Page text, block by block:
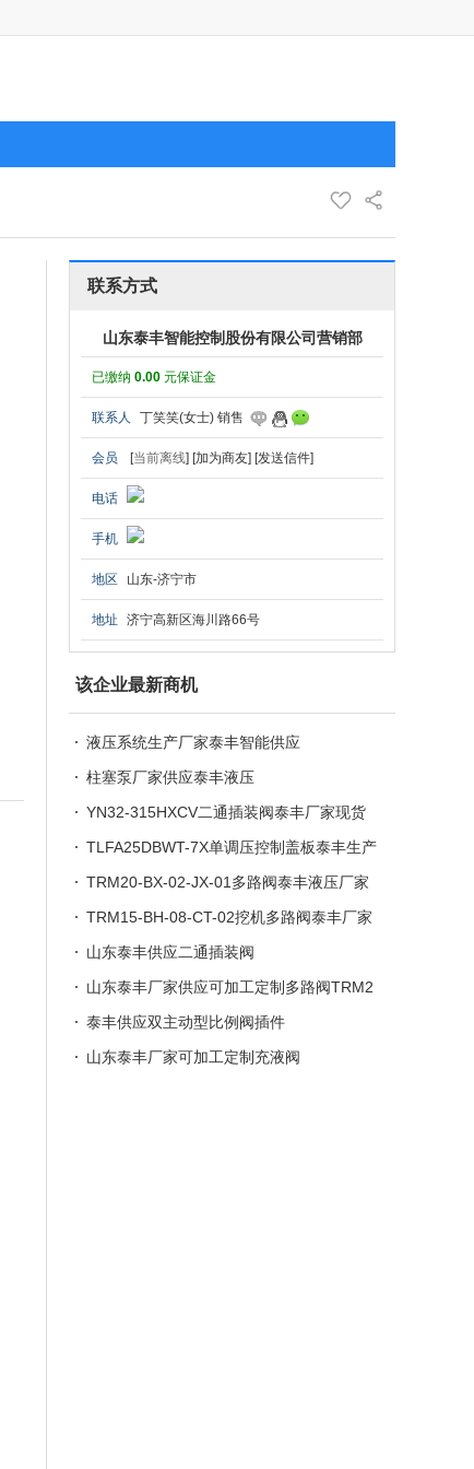
联系方式
山东泰丰智能控制股份有限公司营销部
已缴纳 0.00 元保证金
联系人 丁笑笑(女士) 销售
会员 [当前离线] [加为商友] [发送信件]
电话
手机
地区 山东-济宁市
地址 济宁高新区海川路66号
该企业最新商机
液压系统生产厂家泰丰智能供应
柱塞泵厂家供应泰丰液压
YN32-315HXCV二通插装阀泰丰厂家现货
供应
TLFA25DBWT-7X单调压控制盖板泰丰生产
厂家供应
TRM20-BX-02-JX-01多路阀泰丰液压厂家
加工定制
TRM15-BH-08-CT-02挖机多路阀泰丰厂家
现货供应
山东泰丰供应二通插装阀
山东泰丰厂家供应可加工定制多路阀TRM2
0
泰丰供应双主动型比例阀插件
山东泰丰厂家可加工定制充液阀